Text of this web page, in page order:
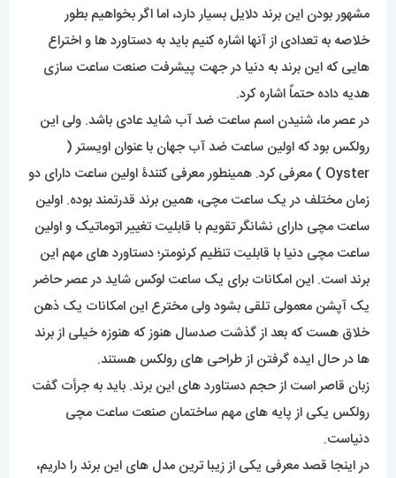
مشهور بودن این برند دلایل بسیار دارد، اما اگر بخواهیم بطور
خلاصه به تعدادی از آنها اشاره کنیم باید به دستاورد ها و اختراع
هایی که این برند به دنیا در جهت پیشرفت صنعت ساعت سازی
هدیه داده حتماً اشاره کرد.
در عصر ما، شنیدن اسم ساعت ضد آب شاید عادی باشد. ولی این
رولکس بود که اولین ساعت ضد آب جهان با عنوان اویستر (
Oyster ) معرفی کرد. همینطور معرفی کنندۀ اولین ساعت دارای دو
زمان مختلف در یک ساعت مچی، همین برند قدرتمند بوده. اولین
ساعت مچی دارای نشانگر تقویم با قابلیت تغییر اتوماتیک و اولین
ساعت مچی دنیا با قابلیت تنظیم کرنومتر؛ دستاورد های مهم این
برند است. این امکانات برای یک ساعت لوکس شاید در عصر حاضر
یک آپشن معمولی تلقی بشود ولی مخترع این امکانات یک ذهن
خلاق هست که بعد از گذشت صدسال هنوز که هنوزه خیلی از برند
ها در حال ایده گرفتن از طراحی های رولکس هستند.
زبان قاصر است از حجم دستاورد های این برند. باید به جرأت گفت
رولکس یکی از پایه های مهم ساختمان صنعت ساعت مچی
دنیاست.
در اینجا قصد معرفی یکی از زیبا ترین مدل های این برند را داریم،